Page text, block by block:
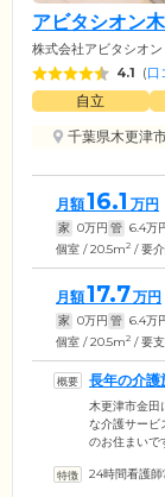
アビタシオン
株式会社アビタシオン
4.1 (口
自立
千葉県木更津
月額16.1 万円
家 0万円 管 6.4万
個室 / 20.5m2 / 要
月額17.7万円
家 0万円 管 6.4万
個室 / 20.5m2 / 要
長年の介護
なホームで
木更津市金田
な介護サービ
のお住まいで
社アビタシオ
24時間看護師